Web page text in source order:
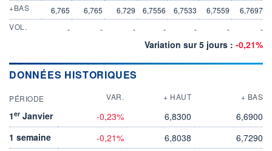
+BAS
6,765 6,765 6,729 6,7556 6,7533 6,7559
6,7697
VOL.
- - - - - - -
Variation sur 5 jours : -0,21%
DONNÉES HISTORIQUES
PÉRIODE VAR. + HAUT + BAS
1er Janvier -0,23% 6,8300
6,6900
1 semaine
-0,21% 6,8038
6,7290